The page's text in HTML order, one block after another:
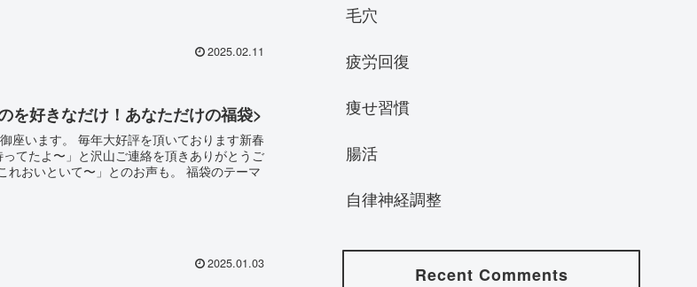
2025.02.11
を好きなだけ！あなただけの福袋>
評を頂いております新春
といて〜」とのお声も。 福袋のテーマ
2025.01.03
毛穴
疲労回復
痩せ習慣
腸活
自律神経調整
Recent Comments